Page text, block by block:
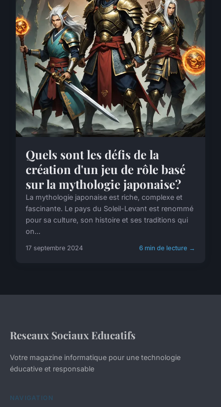
Quels sont les défis de la
création d'un jeu de rôle basé
sur la mythologie japonaise?
La mythologie japonaise est riche, complexe et
fascinante. Le pays du Soleil-Levant est renommé
pour sa culture, son histoire et ses traditions qui
on...
17 septembre 2024 6 min de lecture →
Reseaux Sociaux Educatifs
Votre magazine informatique pour une technologie
éducative et responsable
NAVIGATION